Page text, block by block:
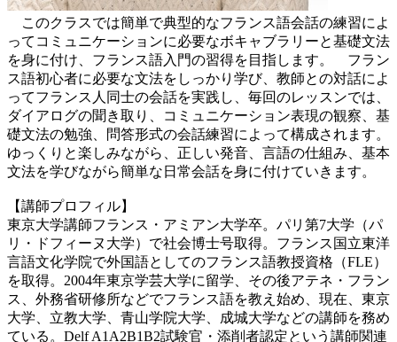
このクラスでは簡単で典型的なフランス語会話の練習によ
ってコミュニケーションに必要なボキャブラリーと基礎文法
を身に付け、フランス語入門の習得を目指します。 フラン
ス語初心者に必要な文法をしっかり学び、教師との対話によ
ってフランス人同士の会話を実践し、毎回のレッスンでは、
ダイアログの聞き取り、コミュニケーション表現の観察、基
礎文法の勉強、問答形式の会話練習によって構成されます。
ゆっくりと楽しみながら、正しい発音、言語の仕組み、基本
文法を学びながら簡単な日常会話を身に付けていきます。
【講師プロフィル】
東京大学講師フランス・アミアン大学卒。パリ第7大学（パ
リ・ドフィーヌ大学）で社会博士号取得。フランス国立東洋
言語文化学院で外国語としてのフランス語教授資格（FLE）
を取得。2004年東京学芸大学に留学、その後アテネ・フラン
ス、外務省研修所などでフランス語を教え始め、現在、東京
大学、立教大学、青山学院大学、成城大学などの講師を務め
ている。Delf A1A2B1B2試験官・添削者認定という講師関連